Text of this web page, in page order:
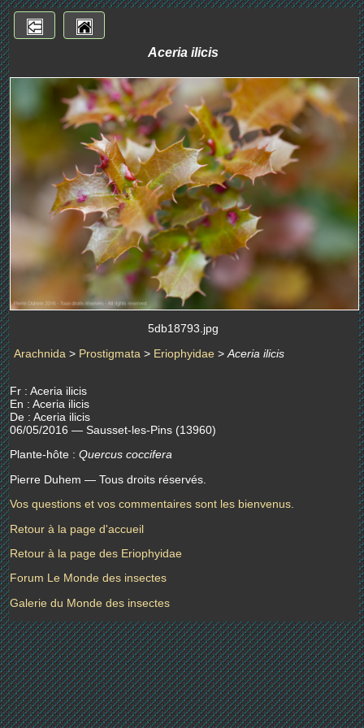
Aceria ilicis
5db18793.jpg
Arachnida > Prostigmata > Eriophyidae > Aceria ilicis
Fr : Aceria ilicis
En : Aceria ilicis
De : Aceria ilicis
06/05/2016 — Sausset-les-Pins (13960)
Plante-hôte : Quercus coccifera
Pierre Duhem — Tous droits réservés.
Vos questions et vos commentaires sont les bienvenus.
Retour à la page d'accueil
Retour à la page des Eriophyidae
Forum Le Monde des insectes
Galerie du Monde des insectes